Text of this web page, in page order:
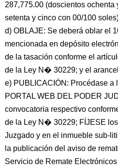
287,775.00 (doscientos ochenta
setenta y cinco con 00/100
d) OBLAJE: Se deberá oblar el
mencionada en depósito
de la tasación conforme el
de la Ley N� 30229; y el
e) PUBLICACIÓN: Procédase a
PORTAL WEB DEL PODER
convocatoria respectivo
de la Ley N� 30229; FÍJESE
Juzgado y en el inmueble sub-
la publicación del aviso de
Servicio de Remate